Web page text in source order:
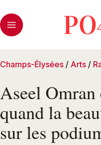
Champs-Élysées / Arts /
Aseel Omran
quand la
sur les